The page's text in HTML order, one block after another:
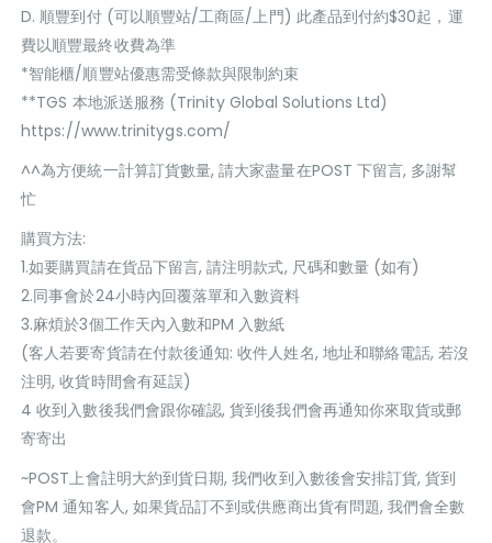
D. 順豐到付 (可以順豐站/工商區/上門) 此產品到付約$30起，運
費以順豐最終收費為準
*智能櫃/順豐站優惠需受條款與限制約束
**TGS 本地派送服務 (Trinity Global Solutions Ltd)
https://www.trinitygs.com/
^^為方便統一計算訂貨數量, 請大家盡量在POST 下留言, 多謝幫
忙
購買方法:
1.如要購買請在貨品下留言, 請注明款式, 尺碼和數量 (如有)
2.同事會於24小時內回覆落單和入數資料
3.麻煩於3個工作天內入數和PM 入數紙
(客人若要寄貨請在付款後通知: 收件人姓名, 地址和聯絡電話, 若沒
注明, 收貨時間會有延誤)
4 收到入數後我們會跟你確認, 貨到後我們會再通知你來取貨或郵
寄寄出
~POST上會註明大約到貨日期, 我們收到入數後會安排訂貨, 貨到
會PM 通知客人, 如果貨品訂不到或供應商出貨有問題, 我們會全數
退款。